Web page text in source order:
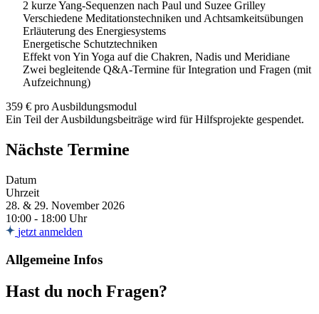
2 kurze Yang-Sequenzen nach Paul und Suzee Grilley
Verschiedene Meditationstechniken und Achtsamkeitsübungen
Erläuterung des Energiesystems
Energetische Schutztechniken
Effekt von Yin Yoga auf die Chakren, Nadis und Meridiane
Zwei begleitende Q&A-Termine für Integration und Fragen (mit
Aufzeichnung)
359 € pro Ausbildungsmodul
Ein Teil der Ausbildungsbeiträge wird für Hilfsprojekte gespendet.
Nächste Termine
Datum
Uhrzeit
28. & 29. November 2026
10:00 - 18:00 Uhr
jetzt anmelden
Allgemeine Infos
Hast du noch Fragen?